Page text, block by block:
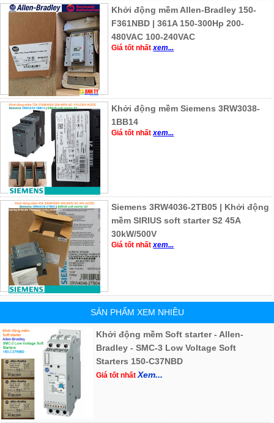
Khởi động mềm Allen-Bradley 150-
F361NBD | 361A 150-300Hp 200-
480VAC 100-240VAC
Giá tốt nhấtxem...
Khởi động mềm Siemens 3RW3038-
1BB14
Giá tốt nhấtxem...
Siemens 3RW4036-2TB05 | Khởi động
mềm SIRIUS soft starter S2 45A
30kW/500V
Giá tốt nhấtxem...
SẢN PHẨM XEM NHIỀU
Khởi động mềm Soft starter - Allen-
Bradley - SMC-3 Low Voltage Soft
Starters 150-C37NBD
Giá tốt nhấtXem...